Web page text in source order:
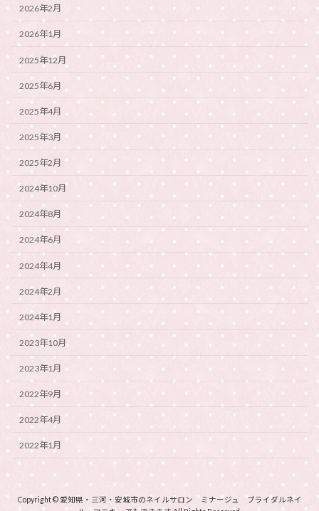
2026年2月
2026年1月
2025年12月
2025年6月
2025年4月
2025年3月
2025年2月
2024年10月
2024年8月
2024年6月
2024年4月
2024年2月
2024年1月
2023年10月
2023年1月
2022年9月
2022年4月
2022年1月
Copyright © 愛知県・三河・安城市のネイルサロン ミナージュ ブライダルネイ